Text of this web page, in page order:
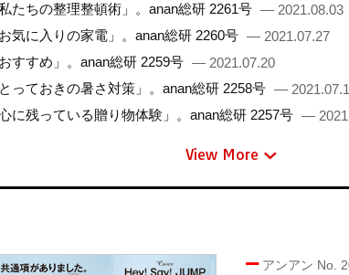
たちの整理整頓術」。anan総研 2261号 — 2021.08.03
気に入りの家電」。anan総研 2260号 — 2021.07.27
すすめ」。anan総研 2259号 — 2021.07.20
っておきの暑さ対策」。anan総研 2258号 —
に残っている贈り物体験」。anan総研 2257号 —
View More
アンアン No.